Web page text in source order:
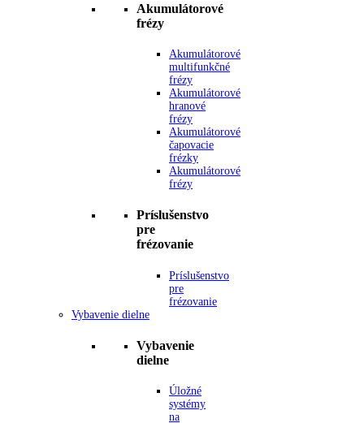
Akumulátorové
frézy
Akumulátorové
multifunkčné
frézy
Akumulátorové
hranové
frézy
Akumulátorové
čapovacie
frézky
Akumulátorové
frézy
Príslušenstvo
pre
frézovanie
Príslušenstvo
pre
frézovanie
Vybavenie dielne
Vybavenie
dielne
Úložné
systémy
na